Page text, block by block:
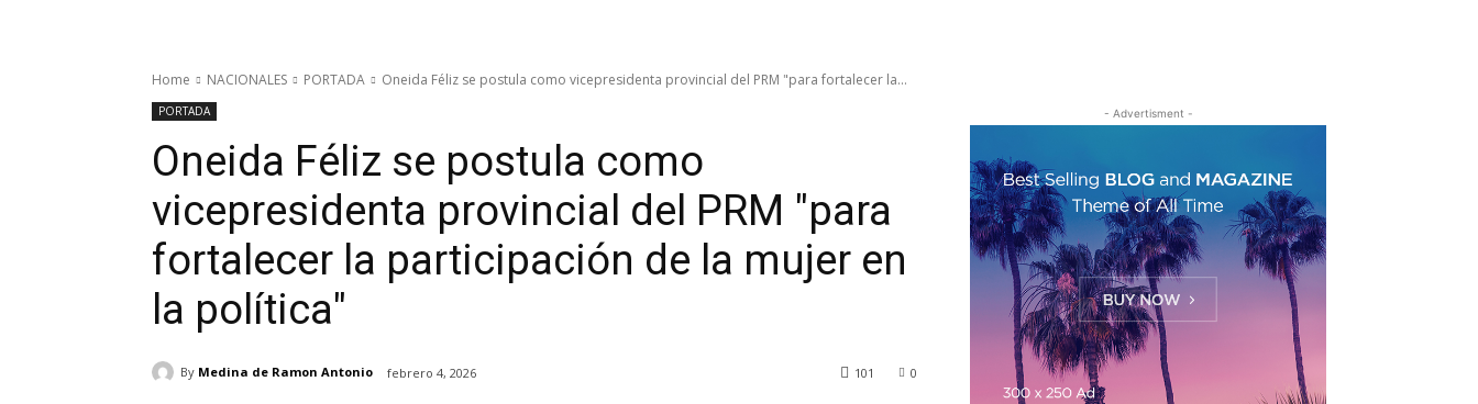
Home NACIONALES PORTADA Oneida Féliz se postula como vicepresidenta provincial del PRM "para fortalecer la...
PORTADA
Oneida Féliz se postula como
vicepresidenta provincial del PRM "para
fortalecer la participación de la mujer en
la política"
By Medina de Ramon Antonio febrero 4, 2026 0
101
- Advertisment -